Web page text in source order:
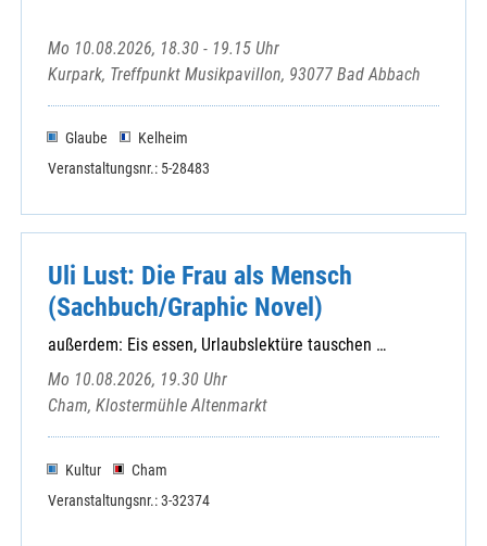
Mo 10.08.2026, 18.30 - 19.15 Uhr
Kurpark, Treffpunkt Musikpavillon, 93077 Bad Abbach
Glaube
Kelheim
Veranstaltungsnr.: 5-28483
Uli Lust: Die Frau als Mensch
(Sachbuch/Graphic Novel)
außerdem: Eis essen, Urlaubslektüre tauschen …
Mo 10.08.2026, 19.30 Uhr
Cham, Klostermühle Altenmarkt
Kultur
Cham
Veranstaltungsnr.: 3-32374